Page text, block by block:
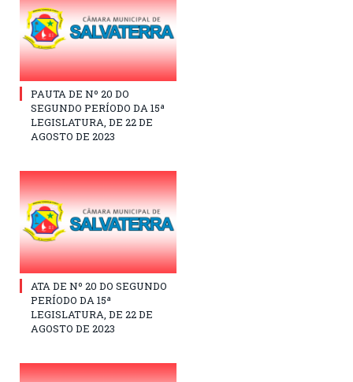
PAUTA DE Nº 20 DO
SEGUNDO PERÍODO DA 15ª
LEGISLATURA, DE 22 DE
AGOSTO DE 2023
ATA DE Nº 20 DO SEGUNDO
PERÍODO DA 15ª
LEGISLATURA, DE 22 DE
AGOSTO DE 2023